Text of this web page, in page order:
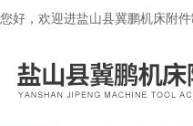
您好，欢迎进盐山县冀鹏机床附件